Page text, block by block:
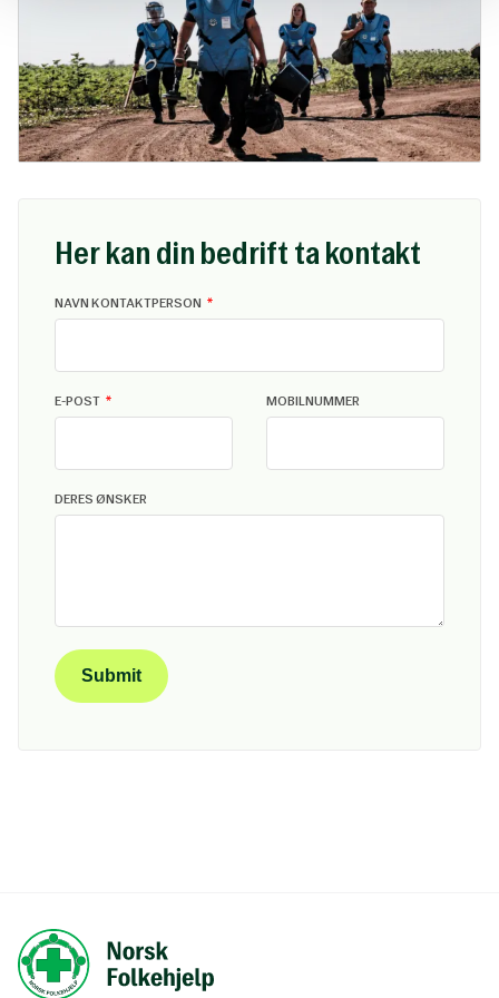
Her kan din bedrift ta kontakt
THIS
FIELD
NAVN KONTAKTPERSON
E-POST MOBILNUMMER
DERES ØNSKER
Submit